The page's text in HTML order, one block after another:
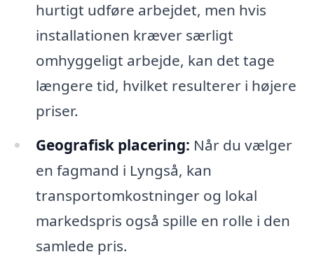
hurtigt udføre arbejdet, men hvis
installationen kræver særligt
omhyggeligt arbejde, kan det tage
længere tid, hvilket resulterer i højere
priser.
Geografisk placering: Når du vælger
en fagmand i Lyngså, kan
transportomkostninger og lokal
markedspris også spille en rolle i den
samlede pris.